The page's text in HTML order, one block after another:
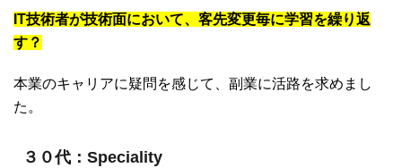
IT技術者が技術面において、客先変更毎に学習を繰り返
す？
本業のキャリアに疑問を感じて、副業に活路を求めまし
た。
３０代：Speciality